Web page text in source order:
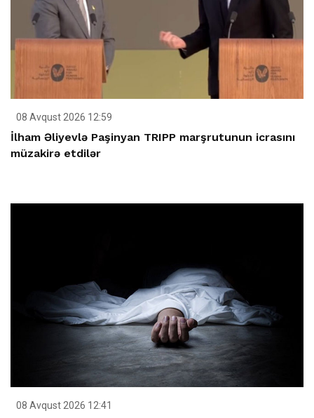
08 Avqust 2026 12:59
İlham Əliyevlə Paşinyan TRIPP marşrutunun icrasını
müzakirə etdilər
08 Avqust 2026 12:41